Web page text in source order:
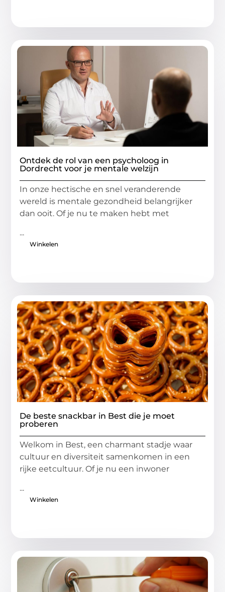
Ontdek de rol van een psycholoog in
Dordrecht voor je mentale welzijn
In onze hectische en snel veranderende
wereld is mentale gezondheid belangrijker
dan ooit. Of je nu te maken hebt met
...
Winkelen
De beste snackbar in Best die je moet
proberen
Welkom in Best, een charmant stadje waar
cultuur en diversiteit samenkomen in een
rijke eetcultuur. Of je nu een inwoner
...
Winkelen